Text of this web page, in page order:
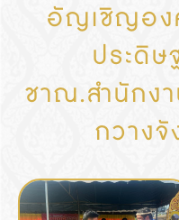
อัญเชิญอง
ประดิษ
ชาณ.สำนักง
กวางจั